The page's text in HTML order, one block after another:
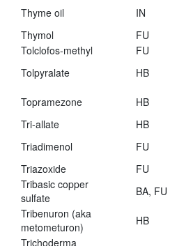
Thyme oil IN
Thymol
FU
Tolclofos-methyl
FU
Tolpyralate
HB
Topramezone HB
Tri-allate
HB
Triadimenol
FU
Triazoxide
FU
Tribasic copper
sulfate
BA, FU
Tribenuron (aka
metometuron)
HB
Trichoderma